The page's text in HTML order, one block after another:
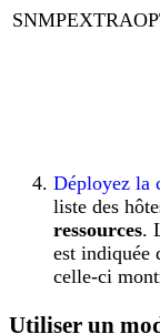
Déployez la
liste des
ressources.
est indiquée
celle-ci
Utiliser un